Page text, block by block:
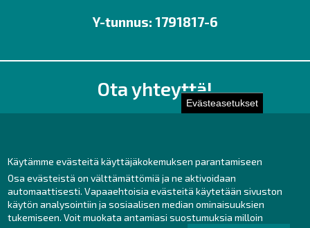
Evästeasetukset
Käytämme evästeitä käyttäjäkokemuksen parantamiseen
Osa evästeistä on välttämättömiä ja ne aktivoidaan
automaattisesti. Vapaaehtoisia evästeitä käytetään sivuston
käytön analysointiin ja sosiaalisen median ominaisuuksien
tukemiseen. Voit muokata antamiasi suostumuksia milloin
Y-tunnus: 1791817-6
Ota yhteyttä!
Toimisto
Facebook
Instagram
LinkedIn